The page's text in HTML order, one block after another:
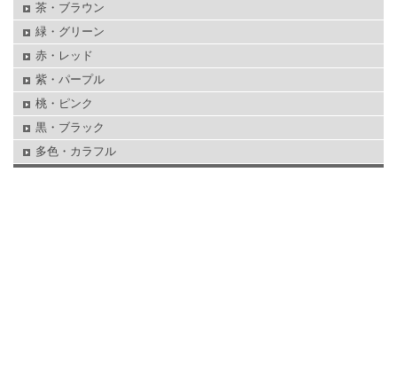
茶・ブラウン
緑・グリーン
赤・レッド
紫・パープル
桃・ピンク
黒・ブラック
多色・カラフル